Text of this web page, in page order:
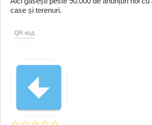
case și terenuri.
QR-код